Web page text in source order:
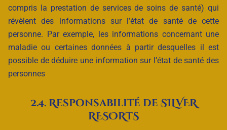
compris la prestation de services de soins de santé) qui
révèlent des informations sur l’état de santé de cette
personne. Par exemple, les informations concernant une
maladie ou certaines données à partir desquelles il est
possible de déduire une information sur l’état de santé des
personnes
2.4. Responsabilité de SILVER
RESORTS